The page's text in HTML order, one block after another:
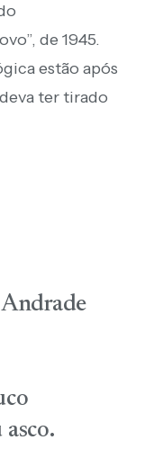
de 1945.
estão após
ter tirado